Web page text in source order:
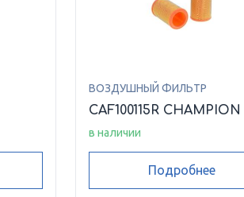
ВОЗДУШНЫЙ ФИЛЬТР
CAF100115R CHAMPION
в наличии
Подробнее